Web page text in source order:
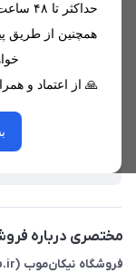
همچنین از طریق
🙏 از اعتماد و
هرمزگان،
لیست محصولات
خدمات مشتریان
حریم خصوصی
از جدید‌ترین
مختصری درباره